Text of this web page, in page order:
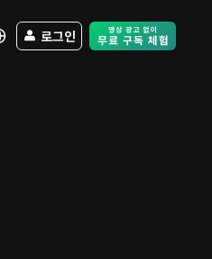
로그인 Free Trial -